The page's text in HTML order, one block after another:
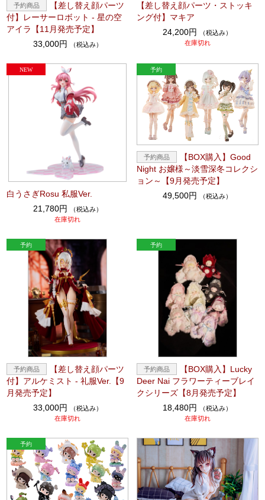
【差し替え顔パーツ
付】レーサーロボット - 星の空
アイラ【11月発売予定】
33,000円
（税込み）
【差し替え顔パーツ・ストッキ
ング付】マキア
24,200円
（税込み）
在庫切れ
白うさぎRosu 私服Ver.
21,780円
（税込み）
在庫切れ
【BOX購入】Good
Night お嬢様～淡雪深冬コレクシ
ョン～【9月発売予定】
49,500円
（税込み）
【差し替え顔パーツ
付】アルケミスト - 礼服Ver.【9
月発売予定】
33,000円
（税込み）
在庫切れ
【BOX購入】Lucky
Deer Nai フラワーティーブレイ
クシリーズ【8月発売予定】
18,480円
（税込み）
在庫切れ